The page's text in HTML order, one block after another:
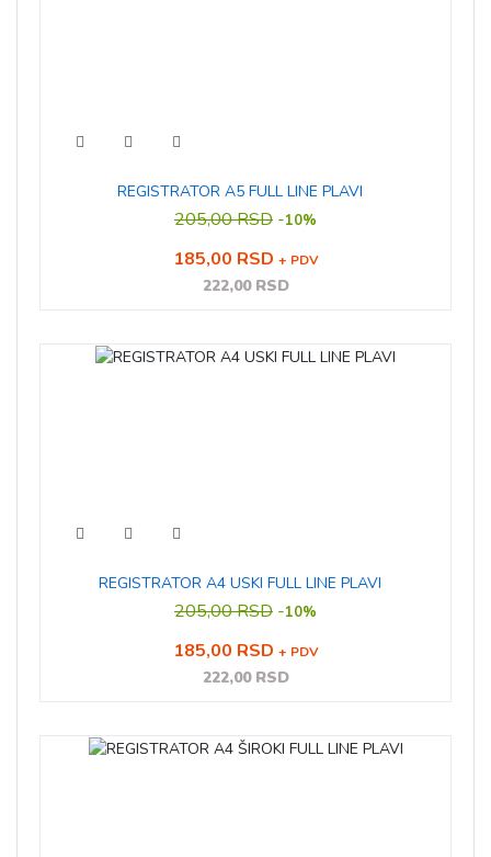
REGISTRATOR A5 FULL LINE PLAVI
205,00 RSD -10%
185,00 RSD + PDV
222,00 RSD
REGISTRATOR A4 USKI FULL LINE PLAVI
205,00 RSD -10%
185,00 RSD + PDV
222,00 RSD